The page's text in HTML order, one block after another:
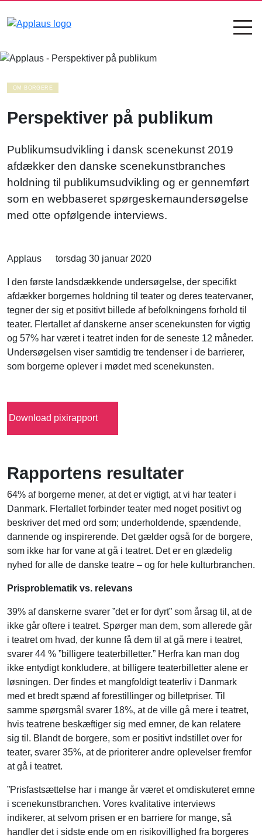
OM BORGERE
Perspektiver på publikum
Publikumsudvikling i dansk scenekunst 2019
afdækker den danske scenekunstbranches
holdning til publikumsudvikling og er gennemført
som en webbaseret spørgeskemaundersøgelse
med otte opfølgende interviews.
Applaus torsdag 30 januar 2020
I den første landsdækkende undersøgelse, der specifikt
afdækker borgernes holdning til teater og deres teatervaner,
tegner der sig et positivt billede af befolkningens forhold til
teater. Flertallet af danskerne anser scenekunsten for vigtig
og 57% har været i teatret inden for de seneste 12 måneder.
Undersøgelsen viser samtidig tre tendenser i de barrierer,
som borgerne oplever i mødet med scenekunsten.
Download pixirapport
Rapportens resultater
64% af borgerne mener, at det er vigtigt, at vi har teater i
Danmark. Flertallet forbinder teater med noget positivt og
beskriver det med ord som; underholdende, spændende,
dannende og inspirerende. Det gælder også for de borgere,
som ikke har for vane at gå i teatret. Det er en glædelig
nyhed for alle de danske teatre – og for hele kulturbranchen.
Prisproblematik vs. relevans
39% af danskerne svarer ”det er for dyrt” som årsag til, at de
ikke går oftere i teatret. Spørger man dem, som allerede går
i teatret om hvad, der kunne få dem til at gå mere i teatret,
svarer 44 % ”billigere teaterbilletter.” Herfra kan man dog
ikke entydigt konkludere, at billigere teaterbilletter alene er
løsningen. Der findes et mangfoldigt teaterliv i Danmark
med et bredt spænd af forestillinger og billetpriser. Til
samme spørgsmål svarer 18%, at de ville gå mere i teatret,
hvis teatrene beskæftiger sig med emner, de kan relatere
sig til. Blandt de borgere, som er positivt indstillet over for
teater, svarer 35%, at de prioriterer andre oplevelser fremfor
at gå i teatret.
”Prisfastsættelse har i mange år været et omdiskuteret emne
i scenekunstbranchen. Vores kvalitative interviews
indikerer, at selvom prisen er en barriere for mange, så
handler det i sidste ende om en risikovillighed fra borgeres